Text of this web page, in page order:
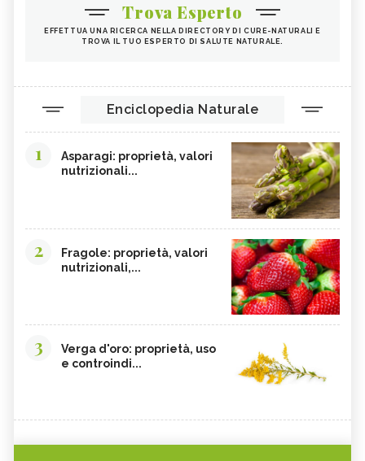
Trova Esperto
EFFETTUA UNA RICERCA NELLA DIRECTORY DI CURE-NATURALI E
TROVA IL TUO ESPERTO DI SALUTE NATURALE.
Enciclopedia Naturale
1
Asparagi: proprietà, valori
nutrizionali...
2
Fragole: proprietà, valori
nutrizionali,...
3
Verga d'oro: proprietà, uso
e controindi...